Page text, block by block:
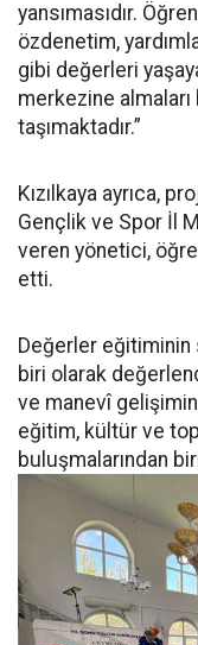
yansımasıdır.
özdenetim,
gibi değerleri
merkezine
taşımaktadır.”
Kızılkaya ayrıca,
Gençlik ve Spor İl
veren yönetici,
etti.
Değerler eğitiminin
biri olarak
ve manevî
eğitim, kültür ve
buluşmalarından